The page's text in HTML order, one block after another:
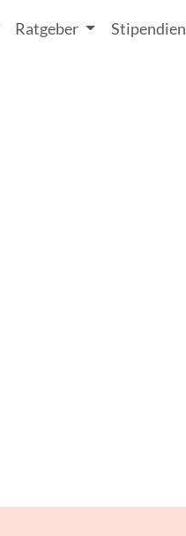
Ratgeber Stipendien